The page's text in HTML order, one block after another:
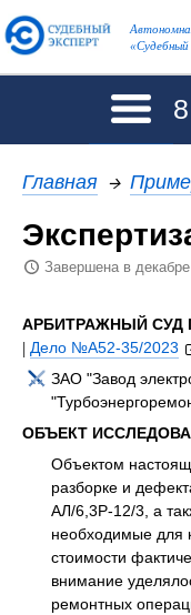
Главная →
Завершена в
АРБИТРАЖНЫЙ СУД
| Дело №А52-35/2023
ЗАО "Завод
ОБЪЕКТ
Объектом
разборке и
АЛ/6,3Р-12/3, а
необходимые для
стоимости
внимание
ремонтных